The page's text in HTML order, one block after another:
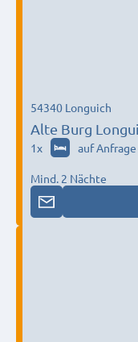
Alte Burg
54340 Longuich
1x auf Anfrage
Mind. 2 Nächte